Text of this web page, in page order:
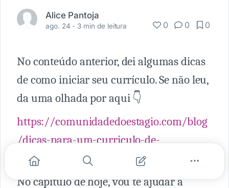
Alice Pantoja
ago. 24 - 3 min de leitura 0 0 0
No conteúdo anterior, dei algumas dicas
de como iniciar seu currículo. Se não leu,
da uma olhada por aqui 👇
https://comunidadedoestagio.com/blog
/dicas-para-um-curriculo-de-
superestagiario
No capítulo de hoje, vou te ajudar a